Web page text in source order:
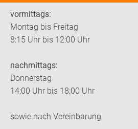
vormittags:
Montag bis Freitag
8:15 Uhr bis 12:00 Uhr
nachmittags:
Donnerstag
14:00 Uhr bis 18:00 Uhr
sowie nach Vereinbarung